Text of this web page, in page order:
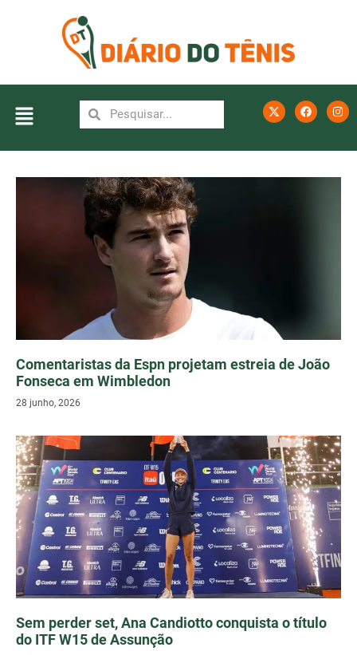
Comentaristas da Espn projetam estreia de João
Fonseca em Wimbledon
28 junho, 2026
Sem perder set, Ana Candiotto conquista o título
do ITF W15 de Assunção